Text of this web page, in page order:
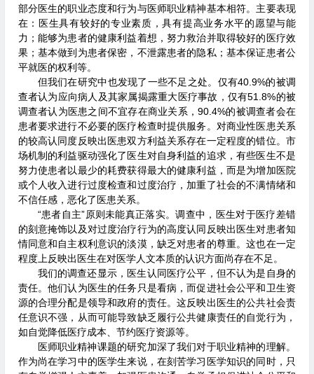
部分医生的职业态度和行为与医师职业精神基本相符。主要表现
在：医生具有较好的专业素质，具有提高业务水平的愿望与能
力；能够为患者的健康利益着想，努力救治并取得较好的医疗效
果；基本做到为患者保密，不泄露患者的隐私；基本保证患者公
平就医的权利等。
但我们在研究中也发现了一些不足之处。仅有40.9%的被调
查者认为应向病人及其家属揭露重大医疗事故，仅有51.8%的被
调查者认为医患之间不宜存在商业关系，90.4%的被调查者会在
患者要求进行不必要的医疗检查时提供服务。对商业性医患关系
的较高认同度反映出医患双方利益关系存在一定程度的错位。市
场机制的利益驱动强化了医生对自身利益的追求，有些医生不是
努力使患者以最少的耗费获得最大的健康利益，而是为增加医院
或个人收入进行过度检查和过度治疗，加重了社会的不满情绪和
不信任感，恶化了医患关系。
“患者自主”原则未能真正落实。调查中，医生对于医疗差错
的刻意掩饰以及对过度治疗行为的高度认同反映出医生对患者知
情同意和自主权利意识的淡漠，缺乏对患者的尊重。这也在一定
程度上反映出医生在对医学人文本质的认识方面尚存在不足。
我们的调查还显示，医生认同医疗公平，但不认为是自身的
责任。他们认为医生的任务只是看病，而促进社会公平和卫生资
源的合理分配是领导和政府的责任。这反映出医生的公共社会责
任意识不强，从而可能导致缺乏履行公共健康责任的自觉行为，
如自觉降低医疗成本、节约医疗资源等。
医师职业精神课题的研究加深了我们对于职业精神的理解。
作为尚在学习中的医学生来说，在刻苦学习医学知识的同时，只